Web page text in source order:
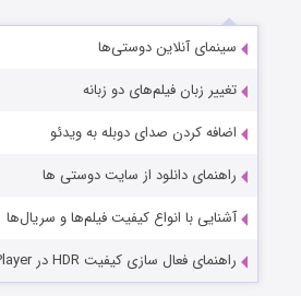
سینمای آنلاین دوستی‌ها
تغییر زبان فیلم‌های دو زبانه
اضافه کردن صدای دوبله به ویدئو
راهنمای دانلود از سایت دوستی ها
آشنایی با انواع کیفیت فیلم‌ها و سریال‌ها
راهنمای فعال سازی کیفیت HDR در PotPlayer